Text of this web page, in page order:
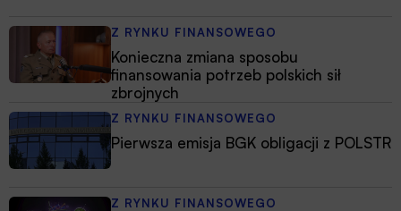
Z RYNKU FINANSOWEGO
Konieczna zmiana sposobu
finansowania potrzeb polskich sił
zbrojnych
Z RYNKU FINANSOWEGO
Pierwsza emisja BGK obligacji z POLSTR
Z RYNKU FINANSOWEGO